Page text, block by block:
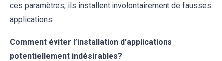
ces paramètres, ils installent involontairement de fausses
applications.
Comment éviter l’installation d’applications
potentiellement indésirables?